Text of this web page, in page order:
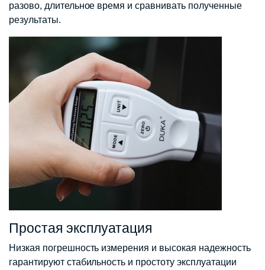
разово, длительное время и сравнивать полученные
результаты.
Простая эксплуатация
Низкая погрешность измерения и высокая надежность
гарантируют стабильность и простоту эксплуатации